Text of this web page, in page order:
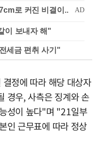
이 보내자 해"
세금 편취 사기"
정에 따라 해당 대상자
경우, 사측은 징계와 손
성이 높다"며 "21일부
인 근무표에 따라 정상